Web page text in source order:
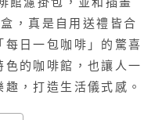
，真是自用送禮皆合
日一包咖啡」的驚喜
的咖啡館，也讓人一
，打造生活儀式感。